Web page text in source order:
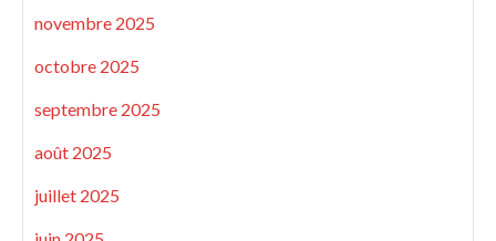
novembre 2025
octobre 2025
septembre 2025
août 2025
juillet 2025